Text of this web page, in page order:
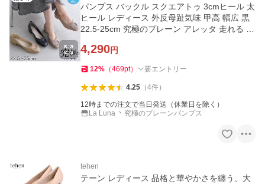
パンプス バックル スクエアトゥ 3cmヒール 太
ヒール レディース 外反母趾気味 甲高 幅広 黒
22.5-25cm 究極のプレーン アレッタ 走れる 痛
4,290円
12% （469pt） 要エントリー
4.25（4件）
12時までの注文で当日発送（休業日を除く）
La Luna 丶究極のプレーンパンプス
tehen
テーン レディース 品格と華やかさを纏う、大